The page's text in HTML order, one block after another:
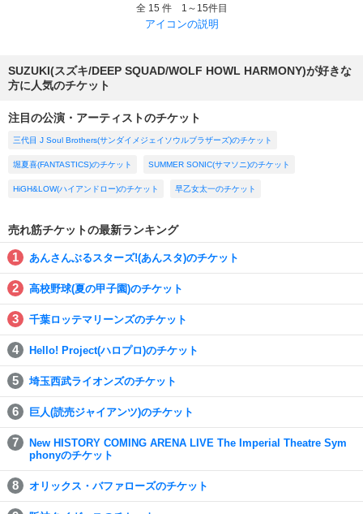
全 15 件 1～15件目
アイコンの説明
SUZUKI(スズキ/DEEP SQUAD/WOLF HOWL HARMONY)が好きな
方に人気のチケット
注目の公演・アーティストのチケット
三代目 J Soul Brothers(サンダイメジェイソウルブラザーズ)のチケット
堀夏喜(FANTASTICS)のチケット SUMMER SONIC(サマソニ)のチケット
HiGH&LOW(ハイアンドロー)のチケット 早乙女太一のチケット
売れ筋チケットの最新ランキング
あんさんぶるスターズ!(あんスタ)のチケット
高校野球(夏の甲子園)のチケット
千葉ロッテマリーンズのチケット
Hello! Project(ハロプロ)のチケット
埼玉西武ライオンズのチケット
巨人(読売ジャイアンツ)のチケット
New HISTORY COMING ARENA LIVE The Imperial Theatre Sym
phonyのチケット
オリックス・バファローズのチケット